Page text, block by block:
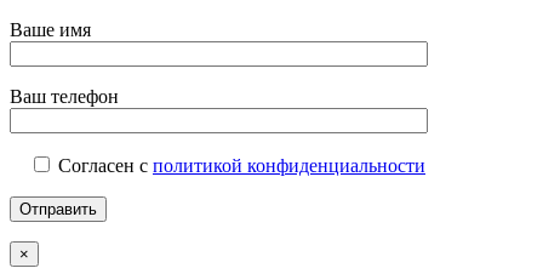
Ваше имя
Ваш телефон
Согласен с политикой конфиденциальности
×